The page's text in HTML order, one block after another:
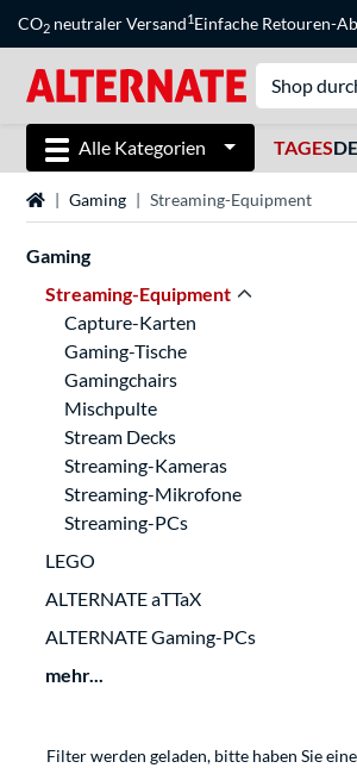
CO2 neutraler Versand1Einfache Retouren-
Alle Kategorien TAGES
StartseiteGaming Streaming-Equipment
Gaming
Streaming-Equipment
Capture-Karten
Gaming-Tische
Gamingchairs
Mischpulte
Stream Decks
Streaming-Kameras
Streaming-Mikrofone
Streaming-PCs
LEGO
ALTERNATE aTTaX
ALTERNATE Gaming-PCs
mehr...
Filter werden geladen, bitte haben Sie